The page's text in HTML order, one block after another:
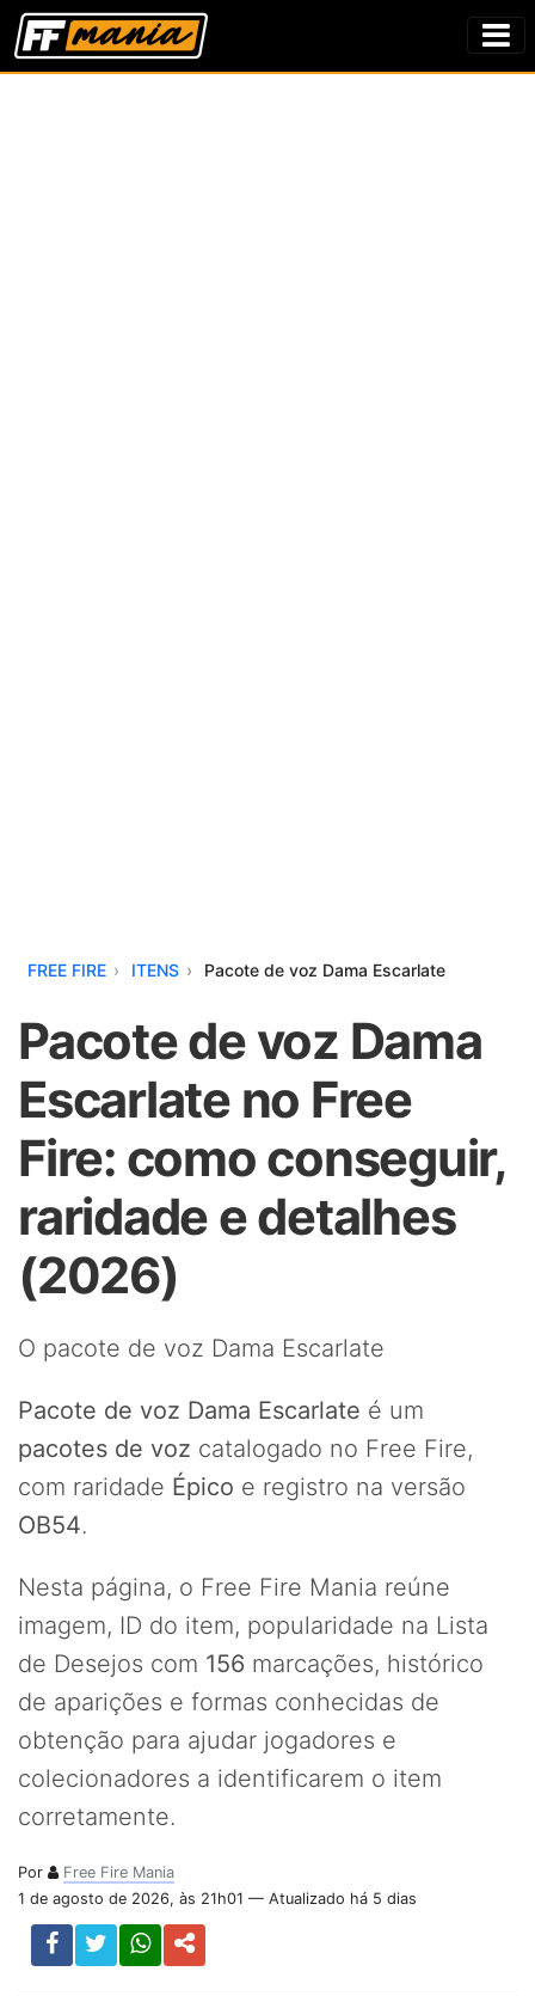
FREE FIRE ITENS Pacote de voz Dama Escarlate
Pacote de voz Dama
Escarlate no Free
Fire: como conseguir,
raridade e detalhes
(2026)
O pacote de voz Dama Escarlate
Pacote de voz Dama Escarlate é um
pacotes de voz catalogado no Free Fire,
com raridade Épico e registro na versão
OB54.
Nesta página, o Free Fire Mania reúne
imagem, ID do item, popularidade na Lista
de Desejos com 156 marcações, histórico
de aparições e formas conhecidas de
obtenção para ajudar jogadores e
colecionadores a identificarem o item
corretamente.
Por
Free Fire Mania
1 de agosto de 2026, às 21h01 — Atualizado há 5 dias